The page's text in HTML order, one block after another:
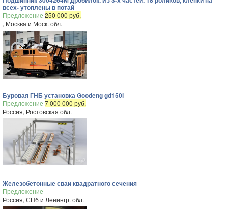
всех- утоплены в потай
Предложение 250 000 руб.
, Москва и Моск. обл.
Буровая ГНБ установка Goodeng gd150l
Предложение 7 000 000 руб.
Россия, Ростовская обл.
Железобетонные сваи квадратного сечения
Предложение
Россия, СПб и Ленингр. обл.